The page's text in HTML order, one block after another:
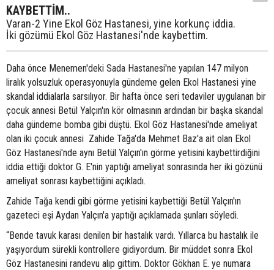
KAYBETTİM..
Varan-2 Yine Ekol Göz Hastanesi, yine korkunç iddia.
İki gözümü Ekol Göz Hastanesi'nde kaybettim.
Daha önce Menemen'deki Sada Hastanesi'ne yapılan 147 milyon
liralık yolsuzluk operasyonuyla gündeme gelen Ekol Hastanesi yine
skandal iddialarla sarsılıyor. Bir hafta önce seri tedaviler uygulanan bir
çocuk annesi Betül Yalçın'ın kör olmasının ardından bir başka skandal
daha gündeme bomba gibi düştü. Ekol Göz Hastanesi'nde ameliyat
olan iki çocuk annesi Zahide Tağa'da Mehmet Baz'a ait olan Ekol
Göz Hastanesi'nde aynı Betül Yalçın'ın görme yetisini kaybettirdiğini
iddia ettiği doktor G. E'nin yaptığı ameliyat sonrasında her iki gözünü
ameliyat sonrası kaybettiğini açıkladı.
Zahide Tağa kendi gibi görme yetisini kaybettiği Betül Yalçın'ın
gazeteci eşi Aydan Yalçın'a yaptığı açıklamada şunları söyledi.
“Bende tavuk karası denilen bir hastalık vardı. Yıllarca bu hastalık ile
yaşıyordum sürekli kontrollere gidiyordum. Bir müddet sonra Ekol
Göz Hastanesini randevu alıp gittim. Doktor Gökhan E. ye numara